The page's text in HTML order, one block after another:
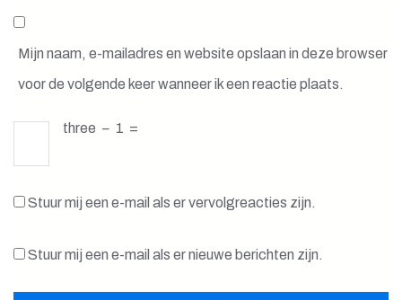
Mijn naam, e-mailadres en website opslaan in deze browser
voor de volgende keer wanneer ik een reactie plaats.
three − 1 =
Stuur mij een e-mail als er vervolgreacties zijn.
Stuur mij een e-mail als er nieuwe berichten zijn.